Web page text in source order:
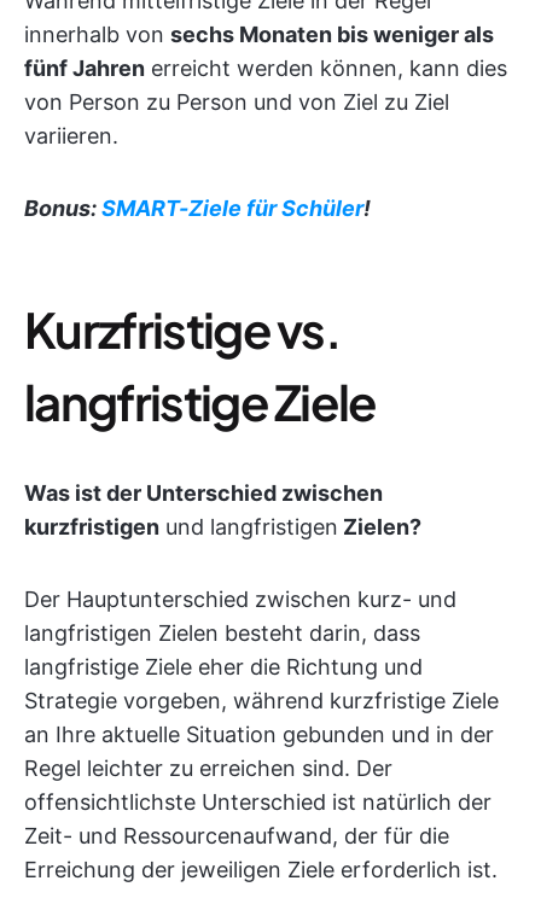
innerhalb von sechs Monaten bis weniger als
fünf Jahren erreicht werden können, kann dies
von Person zu Person und von Ziel zu Ziel
variieren.
Bonus:SMART-Ziele für Schüler!
Kurzfristige vs.
langfristige Ziele
Was ist der Unterschied zwischen
kurzfristigen und langfristigen Zielen?
Der Hauptunterschied zwischen kurz- und
langfristigen Zielen besteht darin, dass
langfristige Ziele eher die Richtung und
Strategie vorgeben, während kurzfristige Ziele
an Ihre aktuelle Situation gebunden und in der
Regel leichter zu erreichen sind. Der
offensichtlichste Unterschied ist natürlich der
Zeit- und Ressourcenaufwand, der für die
Erreichung der jeweiligen Ziele erforderlich ist.